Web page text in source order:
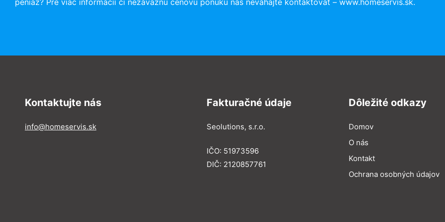
Kontaktujte nás
info@homeservis.sk
Fakturačné údaje
Seolutions, s.r.o.
IČO: 51973596
DIČ: 2120857761
Dôležité odkazy
Domov
O nás
Kontakt
Ochrana osobných údajov